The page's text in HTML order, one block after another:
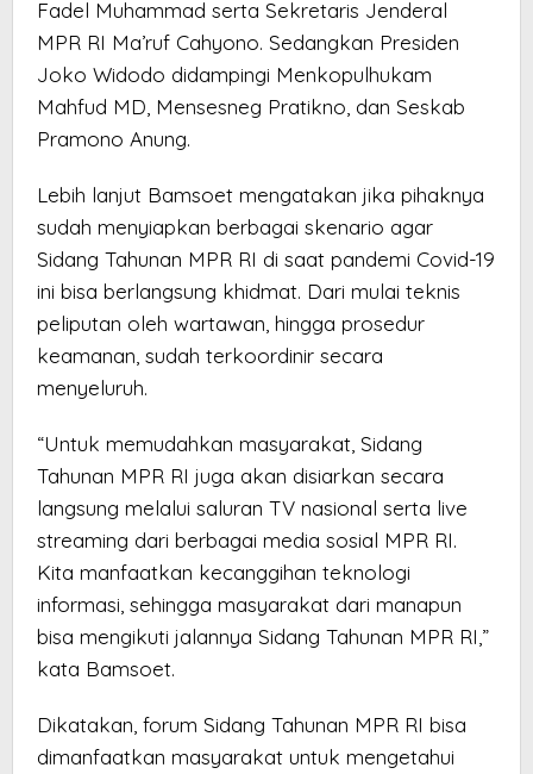
Fadel Muhammad serta Sekretaris Jenderal
MPR RI Ma’ruf Cahyono. Sedangkan Presiden
Joko Widodo didampingi Menkopulhukam
Mahfud MD, Mensesneg Pratikno, dan Seskab
Pramono Anung.
Lebih lanjut Bamsoet mengatakan jika pihaknya
sudah menyiapkan berbagai skenario agar
Sidang Tahunan MPR RI di saat pandemi Covid-19
ini bisa berlangsung khidmat. Dari mulai teknis
peliputan oleh wartawan, hingga prosedur
keamanan, sudah terkoordinir secara
menyeluruh.
“Untuk memudahkan masyarakat, Sidang
Tahunan MPR RI juga akan disiarkan secara
langsung melalui saluran TV nasional serta live
streaming dari berbagai media sosial MPR RI.
Kita manfaatkan kecanggihan teknologi
informasi, sehingga masyarakat dari manapun
bisa mengikuti jalannya Sidang Tahunan MPR RI,”
kata Bamsoet.
Dikatakan, forum Sidang Tahunan MPR RI bisa
dimanfaatkan masyarakat untuk mengetahui